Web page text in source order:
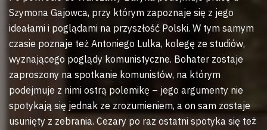
Szymona Gajowca, przy którym zapoznaje się z jego
ideałami i poglądami na przyszłość Polski. W tym samym
czasie poznaje też Antoniego Lulka, kolegę ze studiów,
wyznającego poglądy komunistyczne. Bohater zostaje
zaproszony na spotkanie komunistów, na którym
podejmuje z nimi ostrą polemikę – jego argumenty nie
spotykają się jednak ze zrozumieniem, a on sam zostaje
usunięty z zebrania. Cezary po raz ostatni spotyka się też